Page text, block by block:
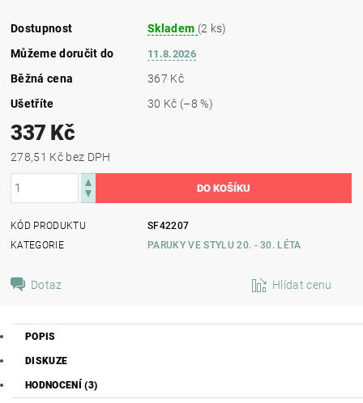
Dostupnost Skladem (2 ks)
Můžeme doručit do
11.8.2026
Běžná cena
367 Kč
Ušetříte
30 Kč (–8 %)
337 Kč
278,51 Kč bez DPH
KÓD PRODUKTU
SF42207
KATEGORIE
PARUKY VE STYLU 20. - 30. LÉTA
Dotaz Hlídat cenu
POPIS
DISKUZE
HODNOCENÍ (3)